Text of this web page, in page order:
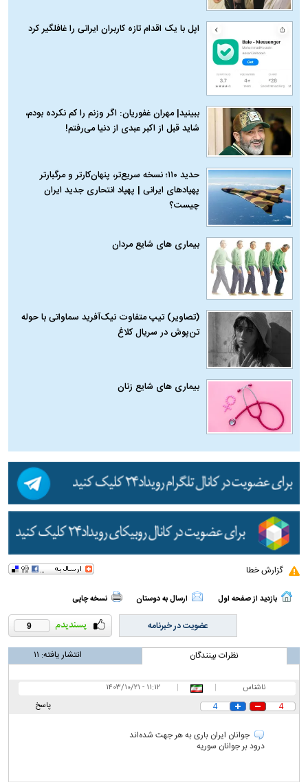
اپل با یک اقدام تازه کاربران ایرانی را غافلگیر کرد
ببینید| مهران غفوریان: اگر وزنم را کم نکرده بودم،
شاید قبل از اکبر عبدی از دنیا می‌رفتم!
حدید ۱۱۰؛ نسخه سریع‌تر، پنهان‌کارتر و مرگبارتر
پهپادهای ایرانی | پهپاد انتحاری جدید ایران
چیست؟
بیماری‌ های شایع مردان
(تصاویر) تیپ متفاوت نیک‌آفرید سماواتی با حوله
تن‌پوش در سریال کلاغ
بیماری‌ های شایع زنان
گزارش خطا
بازدید از صفحه اول ارسال به دوستان نسخه چاپی
9 عضویت در خبرنامه
نظرات بینندگان انتشار یافته: ۱۱
ناشناس |
|
۱۱:۱۲ - ۱۴۰۳/۱۰/۲۱
پاسخ
4
4
جوانان ایران باری به هر جهت شده‌اند
درود بر جوانان سوریه